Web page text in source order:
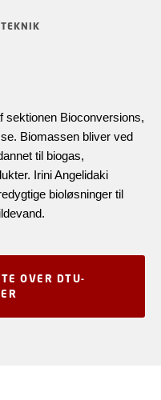
sektionen Bioconversions,
Biomassen bliver ved
til biogas,
Irini Angelidaki
bioløsninger til
OVER DTU-